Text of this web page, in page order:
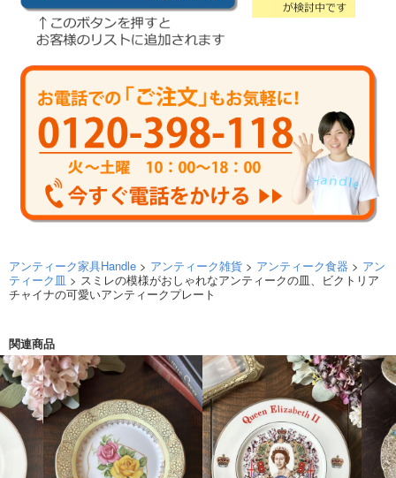
アンティーク家具Handle > アンティーク雑貨 > アンティーク食器 > アン
ティーク皿 > スミレの模様がおしゃれなアンティークの皿、ビクトリア
チャイナの可愛いアンティークプレート
関連商品